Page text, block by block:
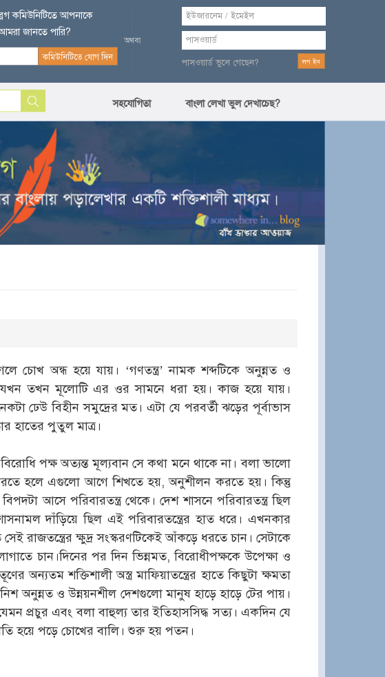
কমিউনিটিতে আপনাকে
জানতে পারি?
পাসওয়ার্ড ভুলে গেছেন?
সহযোগিতা বাংলা লেখা ভুল দেখাচেছ?
চোখ অন্ধ হয়ে যায়। ‘গণতন্ত্র’ নামক শব্দটিকে অনুন্নত ও
তখন মূলোটি এর ওর সামনে ধরা হয়। কাজ হয়ে যায়।
ঢেউ বিহীন সমুদ্রের মত। এটা যে পরবর্তী ঝড়ের পূর্বাভাস
হাতের পুতুল মাত্র।
পক্ষ অত্যন্ত মূল্যবান সে কথা মনে থাকে না। বলা ভালো
করতে হলে এগুলো আগে শিখতে হয়, অনুশীলন করতে হয়। কিন্তু
আসে পরিবারতন্ত্র থেকে। দেশ শাসনে পরিবারতন্ত্র ছিল
দাঁড়িয়ে ছিল এই পরিবারতন্ত্রের হাত ধরে। এখনকার
রাজতন্ত্রের ক্ষুদ্র সংস্করণটিকেই আঁকড়ে ধরতে চান। সেটাকে
চান।দিনের পর দিন ভিন্নমত, বিরোধীপক্ষকে উপেক্ষা ও
শক্তিশালী অস্ত্র মাফিয়াতন্ত্রের হাতে কিছুটা ক্ষমতা
অনুন্নত ও উন্নয়নশীল দেশগুলো মানুষ হাড়ে হাড়ে টের পায়।
প্রচুর এবং বলা বাহুল্য তার ইতিহাসসিদ্ধ সত্য। একদিন যে
হয়ে পড়ে চোখের বালি। শুরু হয় পতন।